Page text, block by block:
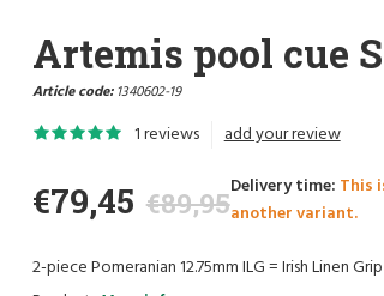
Artemis pool cue
Article code:1340602-19
1 reviews add your review
€79,45 €89,95Delivery time: This
another variant.
2-piece Pomeranian 12.75mm ILG = Irish Linen